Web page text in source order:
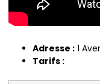
Adresse : 1
Tarifs :